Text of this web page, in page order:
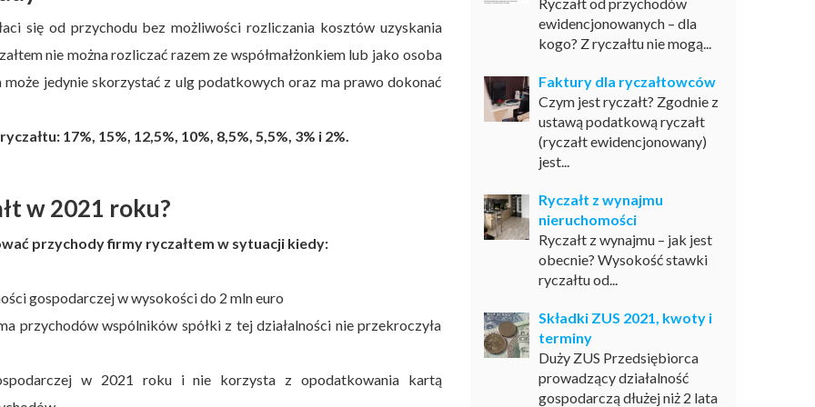
się od przychodu bez możliwości rozliczania kosztów uzyskania
nie można rozliczać razem ze współmałżonkiem lub jako osoba
jedynie skorzystać z ulg podatkowych oraz ma prawo dokonać
17%, 15%, 12,5%, 10%, 8,5%, 5,5%, 3% i 2%.
w 2021 roku?
przychody firmy ryczałtem w sytuacji kiedy:
gospodarczej w wysokości do 2 mln euro
przychodów wspólników spółki z tej działalności nie przekroczyła
w 2021 roku i nie korzysta z opodatkowania kartą
ewidencjonowanych – dla
kogo? Z ryczałtu nie mogą...
Faktury dla ryczałtowców
Czym jest ryczałt? Zgodnie z
ustawą podatkową ryczałt
(ryczałt ewidencjonowany)
jest...
Ryczałt z wynajmu
nieruchomości
Ryczałt z wynajmu – jak jest
obecnie? Wysokość stawki
ryczałtu od...
Składki ZUS 2021, kwoty i
terminy
Duży ZUS Przedsiębiorca
prowadzący działalność
gospodarczą dłużej niż 2 lata